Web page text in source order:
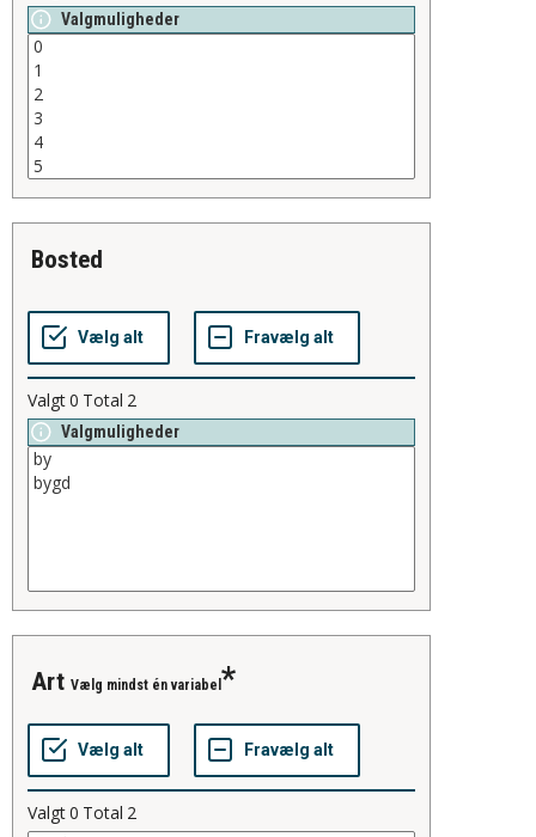
Valgmuligheder
bosted
Valgt0 Total 2
Valgmuligheder
art Vælg mindst én variabel
Valgt0 Total 2